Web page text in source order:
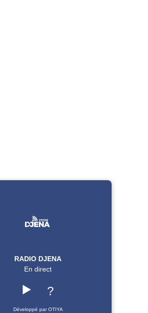
RADIO DJENA
En direct
▶️ ?
Développé par OTIYA